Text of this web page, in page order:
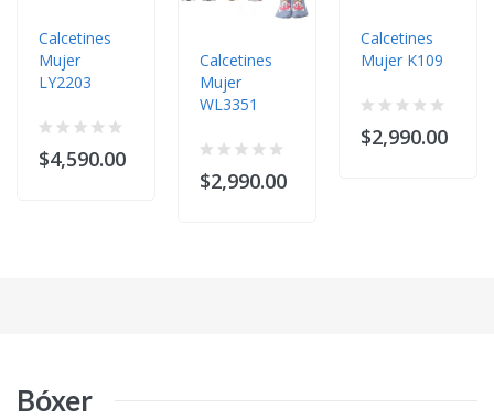
Calcetines
Mujer
LY2203
$4,590.00
Calcetines
Mujer
WL3351
$2,990.00
Calcetines
Mujer K109
$2,990.00
Bóxer